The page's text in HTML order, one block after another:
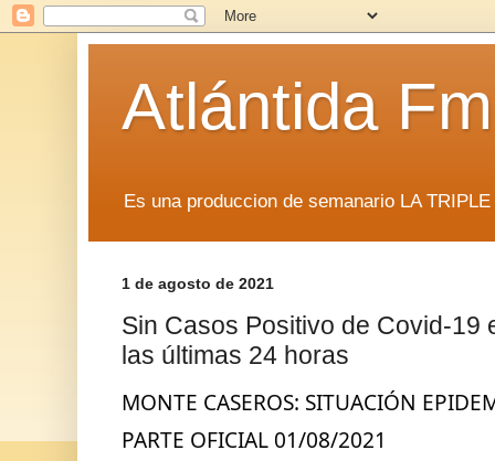
Atlántida
Es una produccion de semanario LA
1 de agosto de 2021
Sin Casos Positivo de Covid-19
las últimas 24 horas
MONTE CASEROS: SITUACIÓN
PARTE OFICIAL 01/08/2021